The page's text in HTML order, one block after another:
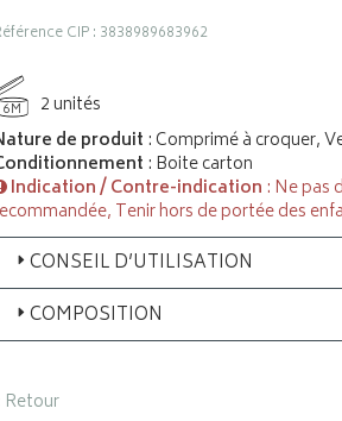
CIP : 3838989683962
6M
2 unités
de produit : Comprimé à croquer,
: Boite carton
Indication / Contre-indication : Ne pas
Tenir hors de portée des
CONSEIL D’UTILISATION
COMPOSITION
Retour